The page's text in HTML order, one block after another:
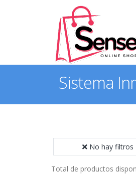
Sistema
No hay filtros
Total de productos